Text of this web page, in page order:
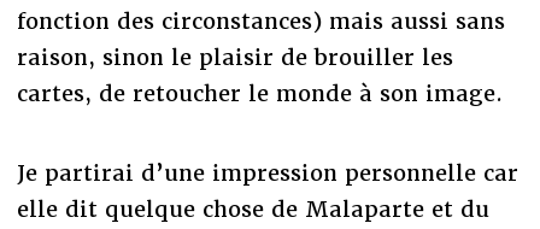
fonction des circonstances) mais aussi sans
raison, sinon le plaisir de brouiller les
cartes, de retoucher le monde à son image.
Je partirai d’une impression personnelle car
elle dit quelque chose de Malaparte et du